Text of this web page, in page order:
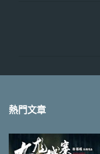
熱門文章